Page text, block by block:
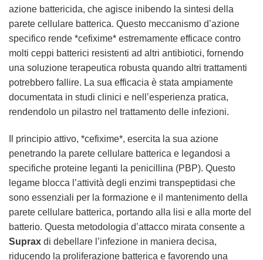
azione battericida, che agisce inibendo la sintesi della
parete cellulare batterica. Questo meccanismo d’azione
specifico rende *cefixime* estremamente efficace contro
molti ceppi batterici resistenti ad altri antibiotici, fornendo
una soluzione terapeutica robusta quando altri trattamenti
potrebbero fallire. La sua efficacia è stata ampiamente
documentata in studi clinici e nell’esperienza pratica,
rendendolo un pilastro nel trattamento delle infezioni.
Il principio attivo, *cefixime*, esercita la sua azione
penetrando la parete cellulare batterica e legandosi a
specifiche proteine leganti la penicillina (PBP). Questo
legame blocca l’attività degli enzimi transpeptidasi che
sono essenziali per la formazione e il mantenimento della
parete cellulare batterica, portando alla lisi e alla morte del
batterio. Questa metodologia d’attacco mirata consente a
Suprax di debellare l’infezione in maniera decisa,
riducendo la proliferazione batterica e favorendo una